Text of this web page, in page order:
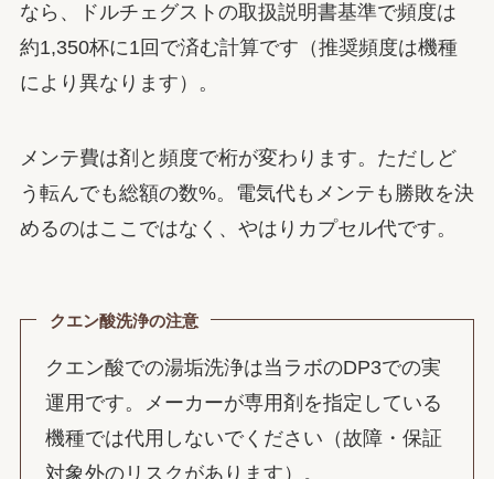
なら、ドルチェグストの取扱説明書基準で頻度は
約1,350杯に1回で済む計算です（推奨頻度は機種
により異なります）。
メンテ費は剤と頻度で桁が変わります。ただしど
う転んでも総額の数%。電気代もメンテも勝敗を決
めるのはここではなく、やはりカプセル代です。
クエン酸洗浄の注意
クエン酸での湯垢洗浄は当ラボのDP3での実
運用です。メーカーが専用剤を指定している
機種では代用しないでください（故障・保証
対象外のリスクがあります）。